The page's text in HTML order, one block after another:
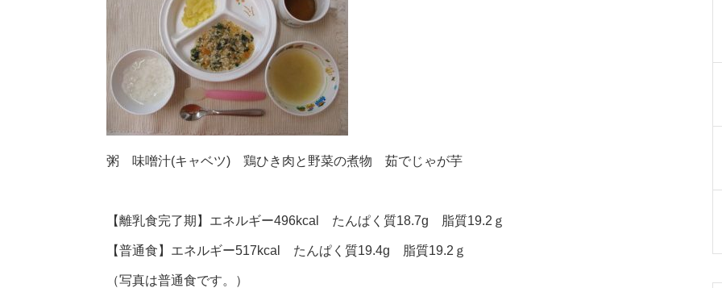
粥 味噌汁(キャベツ) 鶏ひき肉と野菜の煮物 茹でじゃが芋
【離乳食完了期】エネルギー496kcal たんぱく質18.7g 脂質19.2ｇ
【普通食】エネルギー517kcal たんぱく質19.4g 脂質19.2ｇ
（写真は普通食です。）